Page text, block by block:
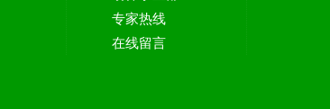
专家热线
在线留言